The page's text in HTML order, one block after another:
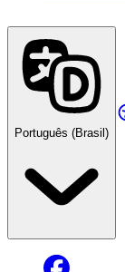
Português (Brasil)
Facebook